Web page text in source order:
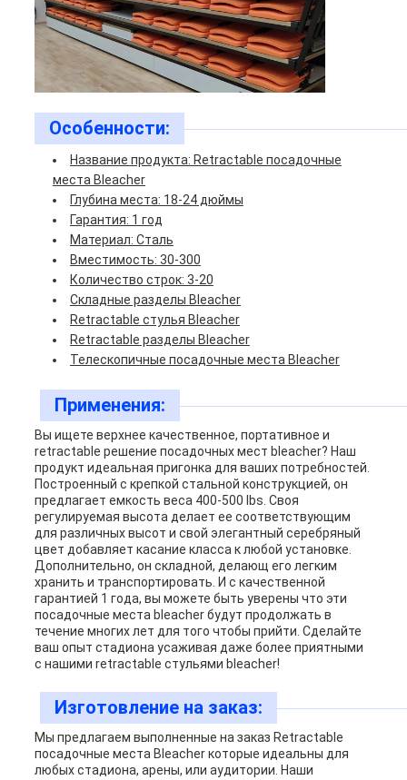
Особенности:
Название продукта: Retractable посадочные
места Bleacher
Глубина места: 18-24 дюймы
Гарантия: 1 год
Материал: Сталь
Вместимость: 30-300
Количество строк: 3-20
Складные разделы Bleacher
Retractable стулья Bleacher
Retractable разделы Bleacher
Телескопичные посадочные места Bleacher
Применения:
Вы ищете верхнее качественное, портативное и
retractable решение посадочных мест bleacher? Наш
продукт идеальная пригонка для ваших потребностей.
Построенный с крепкой стальной конструкцией, он
предлагает емкость веса 400-500 lbs. Своя
регулируемая высота делает ее соответствующим
для различных высот и свой элегантный серебряный
цвет добавляет касание класса к любой установке.
Дополнительно, он складной, делающ его легким
хранить и транспортировать. И с качественной
гарантией 1 года, вы можете быть уверены что эти
посадочные места bleacher будут продолжать в
течение многих лет для того чтобы прийти. Сделайте
ваш опыт стадиона усаживая даже более приятными
с нашими retractable стульями bleacher!
Изготовление на заказ:
Мы предлагаем выполненные на заказ Retractable
посадочные места Bleacher которые идеальны для
любых стадиона, арены, или аудитории. Наши